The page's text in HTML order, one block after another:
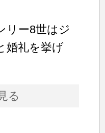
リー8世はジ
婚礼を挙げ
る